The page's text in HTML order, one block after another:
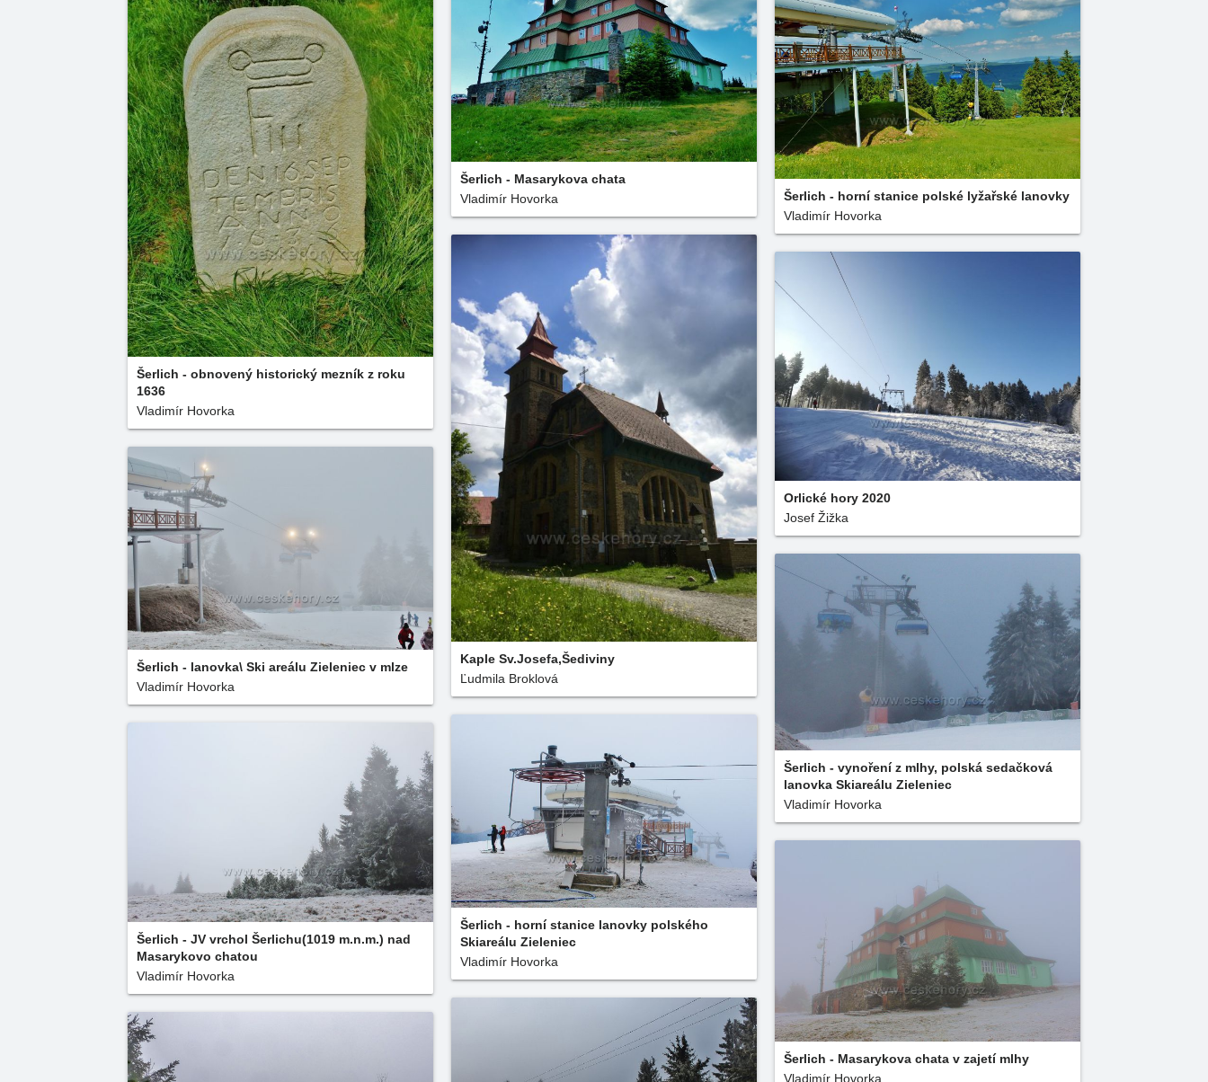
Šerlich - Masarykova chata
Vladimír Hovorka
Šerlich - obnovený historický mezník z roku
1636
Vladimír Hovorka
Šerlich - horní stanice polské lyžařské lanovky
Vladimír Hovorka
Kaple Sv.Josefa,Šediviny
Ľudmila Broklová
Orlické hory 2020
Josef Žižka
Šerlich - lanovka\ Ski areálu Zieleniec v mlze
Vladimír Hovorka
Šerlich - vynoření z mlhy, polská sedačková
lanovka Skiareálu Zieleniec
Vladimír Hovorka
Šerlich - horní stanice lanovky polského
Skiareálu Zieleniec
Vladimír Hovorka
Šerlich - JV vrchol Šerlichu(1019 m.n.m.) nad
Masarykovo chatou
Vladimír Hovorka
Šerlich - Masarykova chata v zajetí mlhy
Vladimír Hovorka